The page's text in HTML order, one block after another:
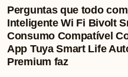
Perguntas que todo
Inteligente Wi Fi Bivolt
Consumo Compatível
App Tuya Smart Life
Premium faz